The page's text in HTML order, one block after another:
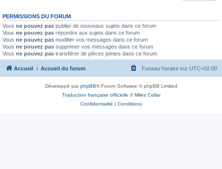
PERMISSIONS DU FORUM
Vous ne pouvez pas publier de nouveaux sujets dans ce forum
Vous ne pouvez pas répondre aux sujets dans ce forum
Vous ne pouvez pas modifier vos messages dans ce forum
Vous ne pouvez pas supprimer vos messages dans ce forum
Vous ne pouvez pas transférer de pièces jointes dans ce forum
Accueil Accueil du forum Fuseau horaire sur UTC+02:00
Développé parphpBB® Forum Software © phpBB Limited
Traduction française officielle ©Miles Cellar
Confidentialité | Conditions